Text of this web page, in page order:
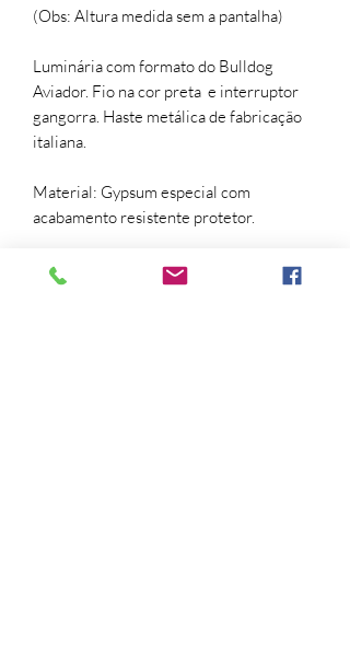
(Obs: Altura medida sem a pantalha)
Luminária com formato do Bulldog
Aviador. Fio na cor preta e interruptor
gangorra. Haste metálica de fabricação
italiana.
Material: Gypsum especial com
acabamento resistente protetor.
Pintura: Verde Musgo Brilho.